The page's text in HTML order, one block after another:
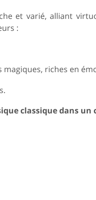
et varié, alliant
:
riches en
classique dans un